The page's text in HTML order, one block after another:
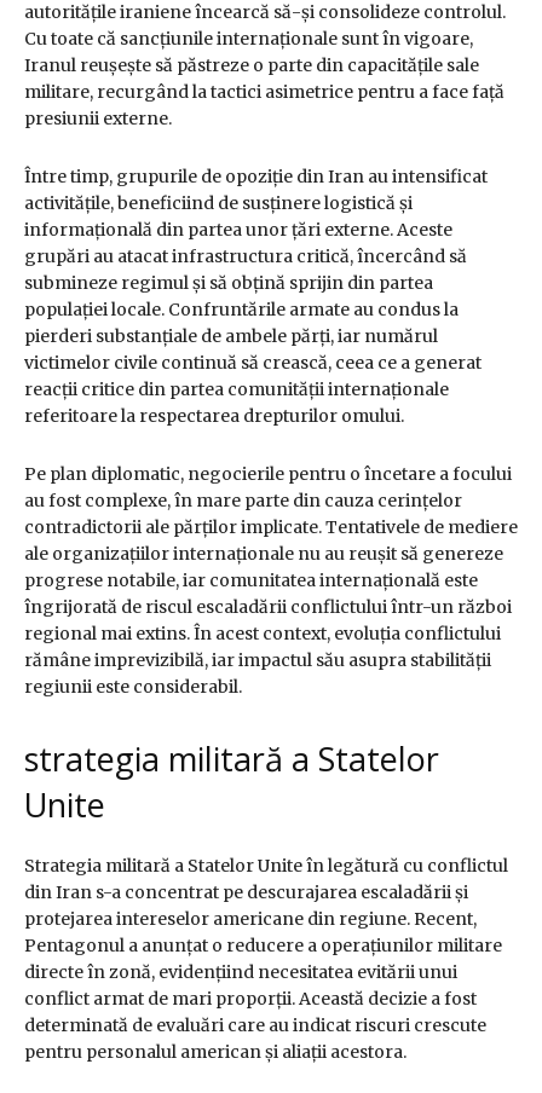
autoritățile iraniene încearcă să-și consolideze controlul.
Cu toate că sancțiunile internaționale sunt în vigoare,
Iranul reușește să păstreze o parte din capacitățile sale
militare, recurgând la tactici asimetrice pentru a face față
presiunii externe.
Între timp, grupurile de opoziție din Iran au intensificat
activitățile, beneficiind de susținere logistică și
informațională din partea unor țări externe. Aceste
grupări au atacat infrastructura critică, încercând să
submineze regimul și să obțină sprijin din partea
populației locale. Confruntările armate au condus la
pierderi substanțiale de ambele părți, iar numărul
victimelor civile continuă să crească, ceea ce a generat
reacții critice din partea comunității internaționale
referitoare la respectarea drepturilor omului.
Pe plan diplomatic, negocierile pentru o încetare a focului
au fost complexe, în mare parte din cauza cerințelor
contradictorii ale părților implicate. Tentativele de mediere
ale organizațiilor internaționale nu au reușit să genereze
progrese notabile, iar comunitatea internațională este
îngrijorată de riscul escaladării conflictului într-un război
regional mai extins. În acest context, evoluția conflictului
rămâne imprevizibilă, iar impactul său asupra stabilității
regiunii este considerabil.
strategia militară a Statelor
Unite
Strategia militară a Statelor Unite în legătură cu conflictul
din Iran s-a concentrat pe descurajarea escaladării și
protejarea intereselor americane din regiune. Recent,
Pentagonul a anunțat o reducere a operațiunilor militare
directe în zonă, evidențiind necesitatea evitării unui
conflict armat de mari proporții. Această decizie a fost
determinată de evaluări care au indicat riscuri crescute
pentru personalul american și aliații acestora.